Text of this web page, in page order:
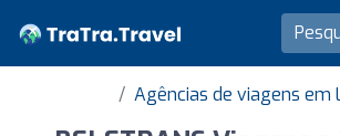
Agências de viagens em